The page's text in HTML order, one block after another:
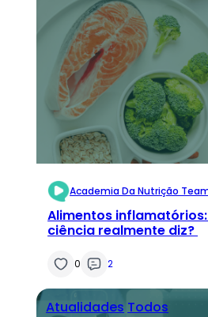
Academia Da Nutrição
Alimentos inflamatórios:
ciência realmente diz?
0 2
Atualidades Todos